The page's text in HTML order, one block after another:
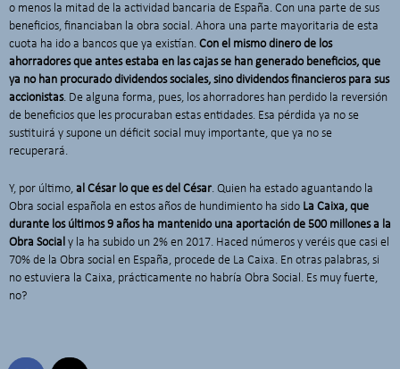
o menos la mitad de la actividad bancaria de España. Con una parte de sus
beneficios, financiaban la obra social. Ahora una parte mayoritaria de esta
cuota ha ido a bancos que ya existían. Con el mismo dinero de los
ahorradores que antes estaba en las cajas se han generado beneficios, que
ya no han procurado dividendos sociales, sino dividendos financieros para sus
accionistas. De alguna forma, pues, los ahorradores han perdido la reversión
de beneficios que les procuraban estas entidades. Esa pérdida ya no se
sustituirá y supone un déficit social muy importante, que ya no se
recuperará.
Y, por último, al César lo que es del César. Quien ha estado aguantando la
Obra social española en estos años de hundimiento ha sido La Caixa, que
durante los últimos 9 años ha mantenido una aportación de 500 millones a la
Obra Social y la ha subido un 2% en 2017. Haced números y veréis que casi el
70% de la Obra social en España, procede de La Caixa. En otras palabras, si
no estuviera la Caixa, prácticamente no habría Obra Social. Es muy fuerte,
no?